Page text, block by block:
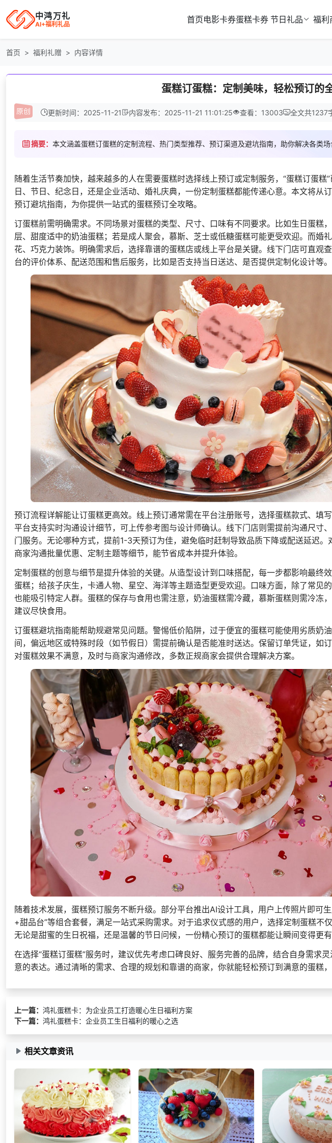
中鸿万礼
AI+福利礼品 首页电影卡券蛋糕卡券 节日礼品 福利
首页 福利礼赠 内容详情
蛋糕订蛋糕：定制美味，轻松预订的
更新时间：2025-11-21 内容发布：2025-11-21 11:01:25 查看：13003 全文共1237
摘要： 本文涵盖蛋糕订蛋糕的定制流程、热门类型推荐、预订渠道及避坑指南，助你解决各类场
随着生活节奏加快，越来越多的人在需要蛋糕时选择线上预订或定制服务，“蛋糕订蛋糕
日、节日、纪念日，还是企业活动、婚礼庆典，一份定制蛋糕都能传递心意。本文将从
预订避坑指南，为你提供一站式的蛋糕预订全攻略。
订蛋糕前需明确需求。不同场景对蛋糕的类型、尺寸、口味有不同要求。比如生日蛋糕
层、甜度适中的奶油蛋糕；若是成人聚会，慕斯、芝士或低糖蛋糕可能更受欢迎。而婚
花、巧克力装饰。明确需求后，选择靠谱的蛋糕店或线上平台是关键。线下门店可直观
台的评价体系、配送范围和售后服务，比如是否支持当日送达、是否提供定制化设计等。
预订流程详解能让订蛋糕更高效。线上预订通常需在平台注册账号，选择蛋糕款式、填
平台支持实时沟通设计细节，可上传参考图与设计师确认。线下门店则需提前沟通尺寸
门服务。无论哪种方式，提前1-3天预订为佳，避免临时赶制导致品质下降或配送延迟
商家沟通批量优惠、定制主题等细节，能节省成本并提升体验。
定制蛋糕的创意与细节是提升体验的关键。从造型设计到口味搭配，每一步都影响最终
蛋糕；给孩子庆生，卡通人物、星空、海洋等主题造型更受欢迎。口味方面，除了常见
也能吸引特定人群。蛋糕的保存与食用也需注意，奶油蛋糕需冷藏，慕斯蛋糕则需冷冻
建议尽快食用。
订蛋糕避坑指南能帮助规避常见问题。警惕低价陷阱，过于便宜的蛋糕可能使用劣质奶
间，偏远地区或特殊时段（如节假日）需提前确认是否能准时送达。保留订单凭证，如
对蛋糕效果不满意，及时与商家沟通修改，多数正规商家会提供合理解决方案。
随着技术发展，蛋糕预订服务不断升级。部分平台推出AI设计工具，用户上传照片即可
+甜品台”等组合套餐，满足一站式采购需求。对于追求仪式感的用户，选择定制蛋糕不
无论是甜蜜的生日祝福，还是温馨的节日问候，一份精心预订的蛋糕都能让瞬间变得更有
在选择“蛋糕订蛋糕”服务时，建议优先考虑口碑良好、服务完善的品牌，结合自身需求
意的表达。通过清晰的需求、合理的规划和靠谱的商家，你就能轻松预订到满意的蛋糕
上一篇： 鸿礼蛋糕卡：为企业员工打造暖心生日福利方案
下一篇： 鸿礼蛋糕卡：企业员工生日福利的暖心之选
相关文章资讯